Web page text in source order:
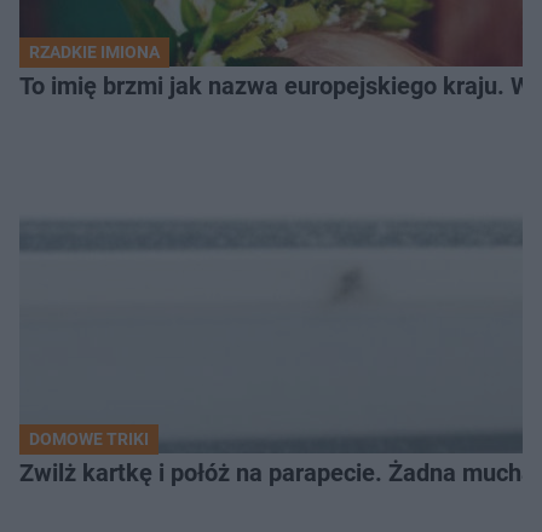
RZADKIE IMIONA
To imię brzmi jak nazwa europejskiego kraju.
DOMOWE TRIKI
Zwilż kartkę i połóż na parapecie. Żadna